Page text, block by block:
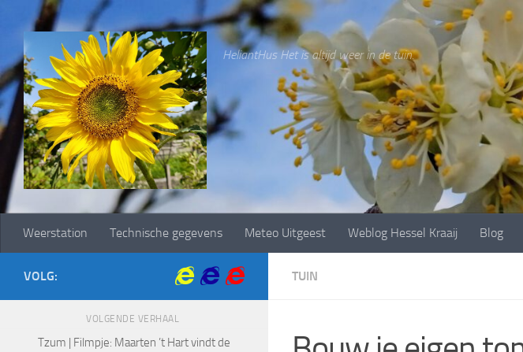
Doorgaan naar inhoud
HeliantHus Het is altijd weer in de tuin.
Weerstation Technische gegevens Meteo Uitgeest Weblog Hessel Kraaij Blog
TUIN
VOLG:
VOLGENDE VERHAAL
Tzum | Filmpje: Maarten ’t Hart vindt de